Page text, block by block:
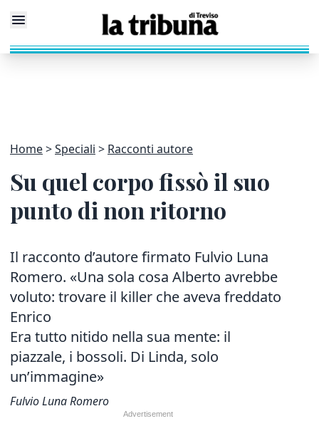
Home Speciali Racconti autore
Su quel corpo fissò il suo
punto di non ritorno
Il racconto d’autore firmato Fulvio Luna
Romero. «Una sola cosa Alberto avrebbe
voluto: trovare il killer che aveva freddato
Enrico
Era tutto nitido nella sua mente: il
piazzale, i bossoli. Di Linda, solo
un’immagine»
Fulvio Luna Romero